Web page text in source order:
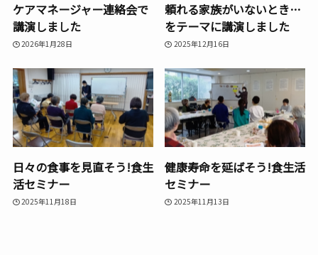
ケアマネージャー連絡会で
講演しました
2026年1月28日
頼れる家族がいないとき…
をテーマに講演しました
2025年12月16日
日々の食事を見直そう!食生
活セミナー
2025年11月18日
健康寿命を延ばそう!食生活
セミナー
2025年11月13日